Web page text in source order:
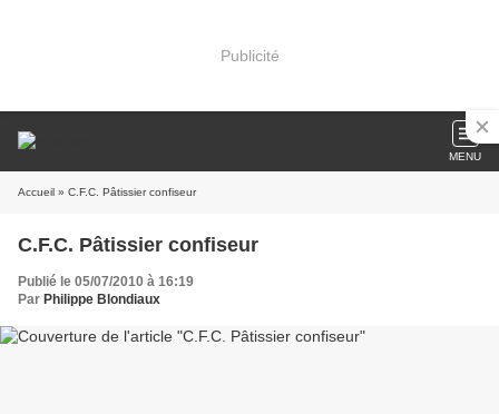
Publicité
MENU
Accueil » C.F.C. Pâtissier confiseur
C.F.C. Pâtissier confiseur
Publié le 05/07/2010 à 16:19
Par Philippe Blondiaux